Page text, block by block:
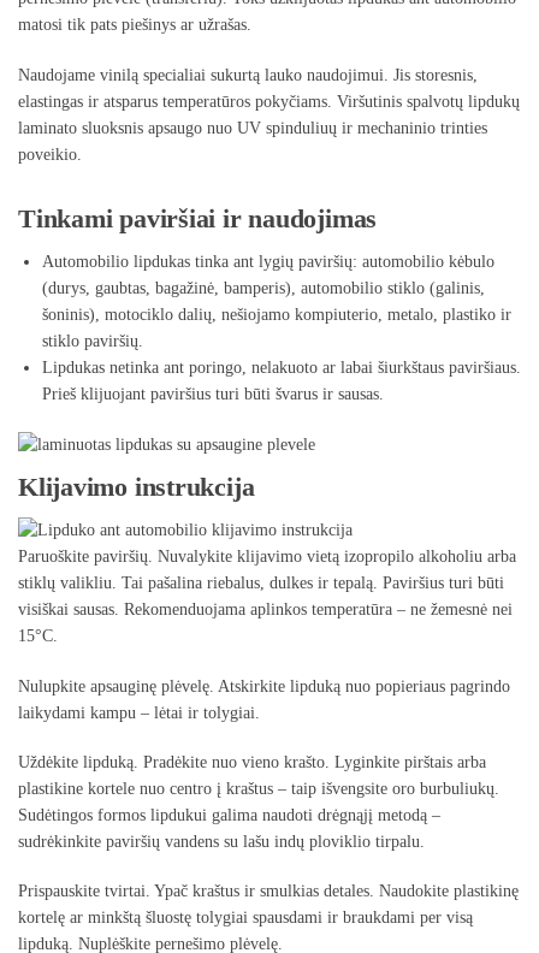
matosi tik pats piešinys ar užrašas.
Naudojame vinilą specialiai sukurtą lauko naudojimui. Jis storesnis,
elastingas ir atsparus temperatūros pokyčiams. Viršutinis spalvotų lipdukų
laminato sluoksnis apsaugo nuo UV spinduliuų ir mechaninio trinties
poveikio.
Tinkami paviršiai ir naudojimas
Automobilio lipdukas tinka ant lygių paviršių: automobilio kėbulo
(durys, gaubtas, bagažinė, bamperis), automobilio stiklo (galinis,
šoninis), motociklo dalių, nešiojamo kompiuterio, metalo, plastiko ir
stiklo paviršių.
Lipdukas netinka ant poringo, nelakuoto ar labai šiurkštaus paviršiaus.
Prieš klijuojant paviršius turi būti švarus ir sausas.
Klijavimo instrukcija
Paruoškite paviršių. Nuvalykite klijavimo vietą izopropilo alkoholiu arba
stiklų valikliu. Tai pašalina riebalus, dulkes ir tepalą. Paviršius turi būti
visiškai sausas. Rekomenduojama aplinkos temperatūra – ne žemesnė nei
15°C.
Nulupkite apsauginę plėvelę. Atskirkite lipduką nuo popieriaus pagrindo
laikydami kampu – lėtai ir tolygiai.
Uždėkite lipduką. Pradėkite nuo vieno krašto. Lyginkite pirštais arba
plastikine kortele nuo centro į kraštus – taip išvengsite oro burbuliukų.
Sudėtingos formos lipdukui galima naudoti drėgnąjį metodą –
sudrėkinkite paviršių vandens su lašu indų ploviklio tirpalu.
Prispauskite tvirtai. Ypač kraštus ir smulkias detales. Naudokite plastikinę
kortelę ar minkštą šluostę tolygiai spausdami ir braukdami per visą
lipduką. Nuplėškite pernešimo plėvelę.